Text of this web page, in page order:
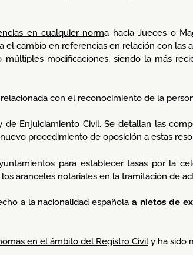
en cualquier norma hacia Jueces o
el cambio en referencias en relación con
modificaciones, siendo la más
con el reconocimiento de la
Enjuiciamiento Civil. Se detallan las
procedimiento de oposición a estas
para establecer tasas por la
aranceles notariales en la tramitación de
a la nacionalidad española a nietos de
en el ámbito del Registro Civil y ha sido